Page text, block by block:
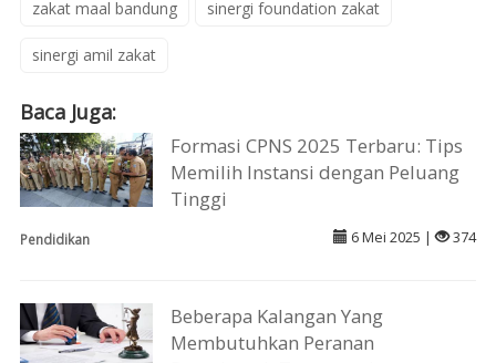
zakat maal bandung sinergi foundation zakat
sinergi amil zakat
Baca Juga:
Formasi CPNS 2025 Terbaru: Tips
Memilih Instansi dengan Peluang
Tinggi
Pendidikan 6 Mei 2025 | 374
Beberapa Kalangan Yang
Membutuhkan Peranan